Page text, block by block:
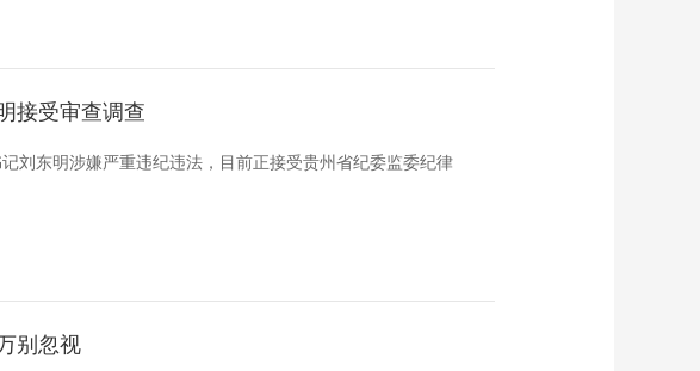
接受审查调查
刘东明涉嫌严重违纪违法，目前正接受贵州省纪委监委纪律
别忽视